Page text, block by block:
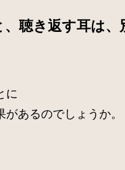
、聴き返す耳は、
に
あるのでしょうか。